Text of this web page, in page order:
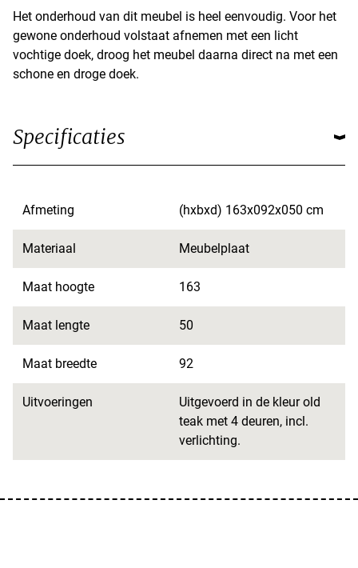
Het onderhoud van dit meubel is heel eenvoudig. Voor het
gewone onderhoud volstaat afnemen met een licht
vochtige doek, droog het meubel daarna direct na met een
schone en droge doek.
Specificaties
Afmeting (hxbxd) 163x092x050 cm
Materiaal Meubelplaat
Maat hoogte 163
Maat lengte 50
Maat breedte 92
Uitvoeringen
Uitgevoerd in de kleur old
teak met 4 deuren, incl.
verlichting.